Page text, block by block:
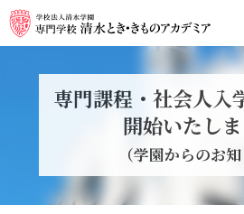
専門課程・社会人入
開始いたし
（学園からのお知